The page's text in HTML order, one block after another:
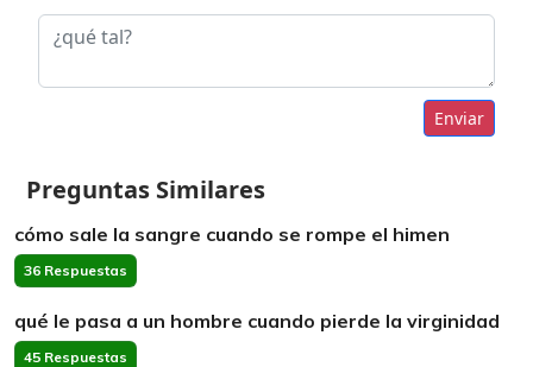
Enviar
Preguntas Similares
cómo sale la sangre cuando se rompe el himen
36 Respuestas
qué le pasa a un hombre cuando pierde la virginidad
45 Respuestas